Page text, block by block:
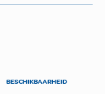
BESCHIKBAARHEID